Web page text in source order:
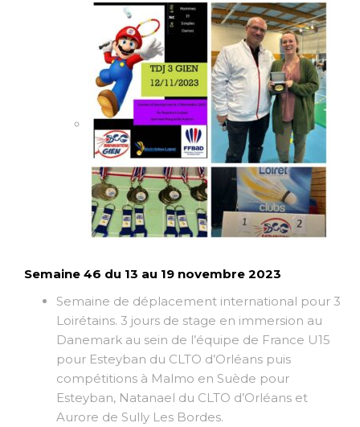
Semaine 46 du 13 au 19 novembre 2023
Semaine de déplacement international pour 3
Loirétains. 3 jours de stage en immersion au
Danemark au sein de l’équipe de France U15
pour Esteyban du CLTO d’Orléans puis
compétitions à Malmo en Suède pour
Esteyban, Natanael du CLTO d’Orléans et
Aurore de Sully Les Bordes.